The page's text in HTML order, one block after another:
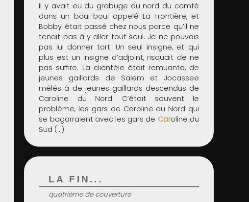
Il y avait eu du grabuge au nord du comté
dans un boui-boui appelé La Frontière, et
Bobby était passé chez nous parce qu’il ne
tenait pas à y aller tout seul. Je ne pouvais
pas lui donner tort. Un seul insigne, et qui
plus est un insigne d’adjoint, risquait de ne
pas suffire. La clientèle était remuante, de
jeunes gaillards de Salem et Jocassee
mêlés à de jeunes gaillards descendus de
Caroline du Nord. C’était souvent le
problème, les gars de Caroline du Nord qui
se bagarraient avec les gars de Caroline du
Sud (…)
LA FIN...
quatrième de couverture